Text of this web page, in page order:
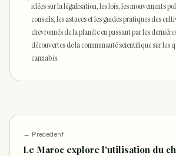
idées sur la légalisation, les lois, les mouvements
conseils, les astuces et les guides pratiques des
chevronnés de la planète en passant par les
découvertes de la communauté scientifique sur les
cannabis.
← Precedent
Le Maroc explore l'utilisation du